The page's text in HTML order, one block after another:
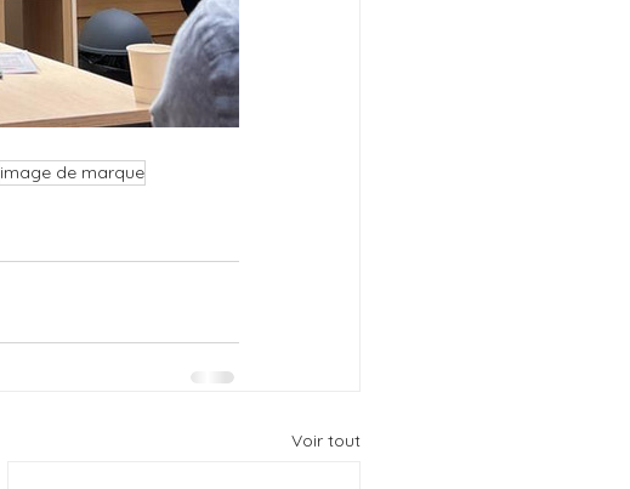
image de marque
Voir tout